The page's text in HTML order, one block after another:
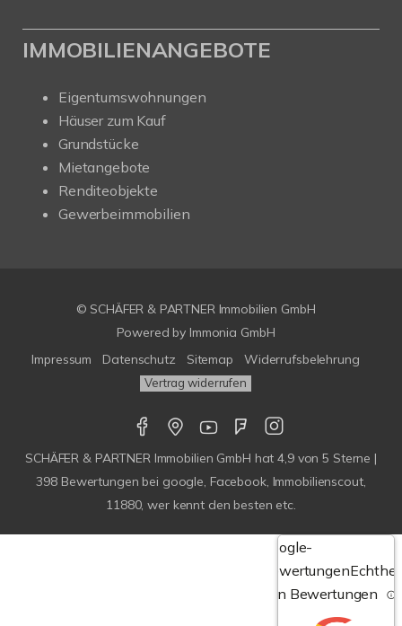
IMMOBILIENANGEBOTE
Eigentumswohnungen
Häuser zum Kauf
Grundstücke
Mietangebote
Renditeobjekte
Gewerbeimmobilien
© SCHÄFER & PARTNER Immobilien GmbH
Powered by Immonia GmbH
Impressum
Datenschutz Sitemap Widerrufsbelehrung
Vertrag widerrufen
SCHÄFER & PARTNER Immobilien GmbH hat4,9von5 Sterne |
398 Bewertungen bei google, Facebook, Immobilienscout,
11880, wer kennt den besten etc.
Google-
Bewertungen
von Bewertungen